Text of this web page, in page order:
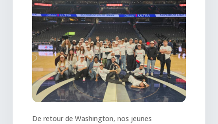
De retour de Washington, nos jeunes